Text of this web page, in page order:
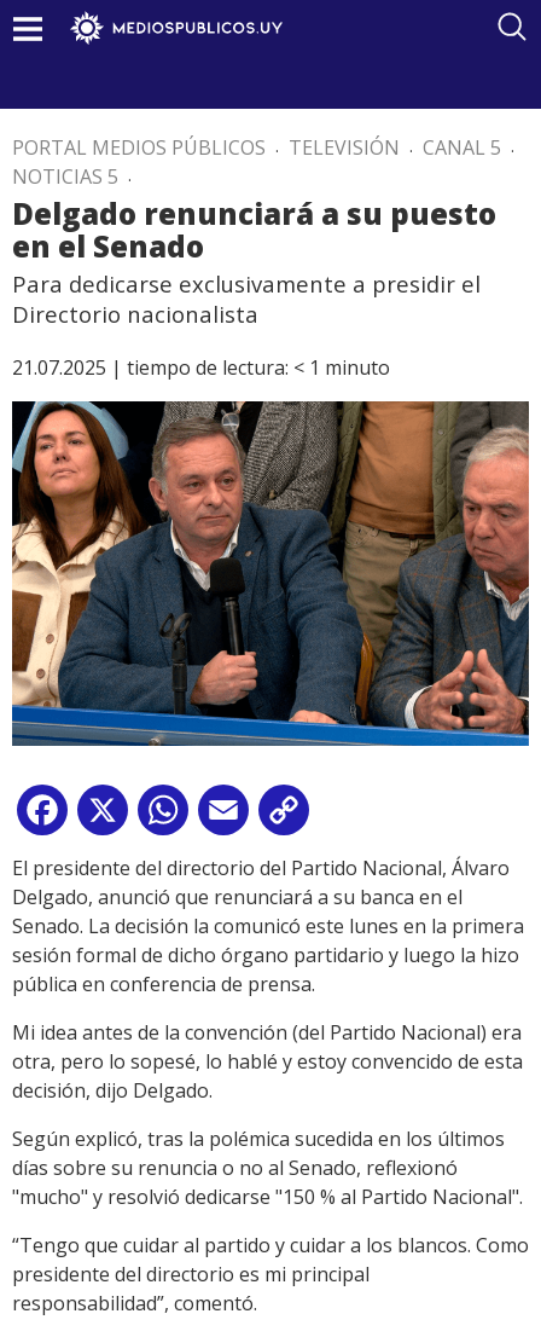
PORTAL MEDIOS PÚBLICOS . TELEVISIÓN . CANAL 5 .
NOTICIAS 5 .
Delgado renunciará a su puesto
en el Senado
Para dedicarse exclusivamente a presidir el
Directorio nacionalista
21.07.2025 | tiempo de lectura: < 1 minuto
Facebook
X WhatsApp
Email
Link
El presidente del directorio del Partido Nacional, Álvaro
Delgado, anunció que renunciará a su banca en el
Senado. La decisión la comunicó este lunes en la primera
sesión formal de dicho órgano partidario y luego la hizo
pública en conferencia de prensa.
Mi idea antes de la convención (del Partido Nacional) era
otra, pero lo sopesé, lo hablé y estoy convencido de esta
decisión, dijo Delgado.
Según explicó, tras la polémica sucedida en los últimos
días sobre su renuncia o no al Senado, reflexionó
"mucho" y resolvió dedicarse "150 % al Partido Nacional".
“Tengo que cuidar al partido y cuidar a los blancos. Como
presidente del directorio es mi principal
responsabilidad”, comentó.